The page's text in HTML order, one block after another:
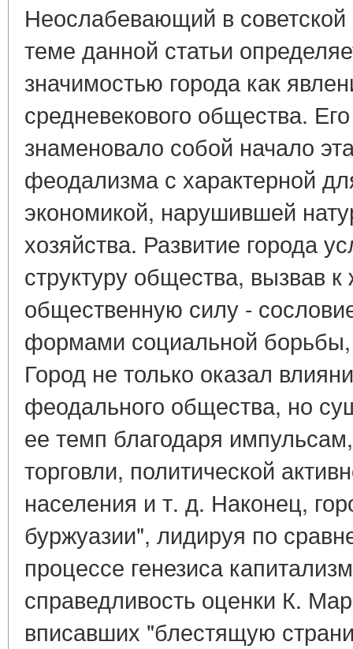
Неослабевающий в советской
теме данной статьи
значимостью города как
средневекового общества.
знаменовало собой начало
феодализма с характерной
экономикой, нарушившей
хозяйства. Развитие города
структуру общества, вызвав
общественную силу -
формами социальной борьбы,
Город не только оказал
феодального общества, но
ее темп благодаря
торговли, политической
населения и т. д. Наконец,
буржуазии", лидируя по
процессе генезиса
справедливость оценки К.
вписавших "блестящую